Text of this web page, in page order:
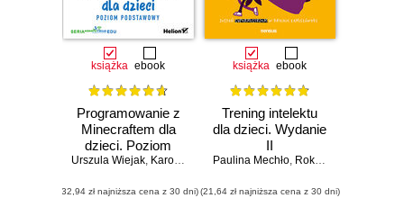
książka ebook
Programowanie z
Minecraftem dla
dzieci. Poziom
podstawowy.
Urszula Wiejak, Karolina Niemira ,Adrian Wojciechowski
(32,94 zł najniższa cena z 30 dni)
książka ebook
Trening intelektu
dla dzieci. Wydanie
II
Paulina Mechło, Roksana Kosmala-Kwiatkowska
(21,64 zł najniższa cena z 30 dni)